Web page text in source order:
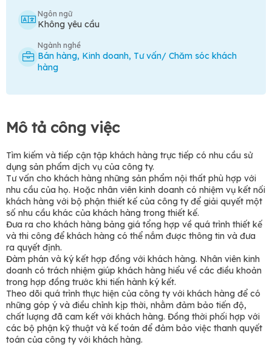
Ngôn ngữ
Không yêu cầu
Ngành nghề
Bán hàng, Kinh doanh, Tư vấn/ Chăm sóc khách
hàng
Mô tả công việc
Tìm kiếm và tiếp cận tập khách hàng trực tiếp có nhu cầu sử
dụng sản phẩm dịch vụ của công ty.
Tư vấn cho khách hàng những sản phẩm nội thất phù hợp với
nhu cầu của họ. Hoặc nhân viên kinh doanh có nhiệm vụ kết nối
khách hàng với bộ phận thiết kế của công ty để giải quyết một
số nhu cầu khác của khách hàng trong thiết kế.
Đưa ra cho khách hàng bảng giá tổng hợp về quá trình thiết kế
và thi công để khách hàng có thể nắm được thông tin và đưa
ra quyết định.
Đàm phán và ký kết hợp đồng với khách hàng. Nhân viên kinh
doanh có trách nhiệm giúp khách hàng hiểu về các điều khoản
trong hợp đồng trước khi tiến hành ký kết.
Theo dõi quá trình thực hiện của công ty với khách hàng để có
những góp ý và điều chỉnh kịp thời, nhằm đảm bảo tiến độ,
chất lượng đã cam kết với khách hàng. Đồng thời phối hợp với
các bộ phận kỹ thuật và kế toán để đảm bảo việc thanh quyết
toán của công ty với khách hàng.